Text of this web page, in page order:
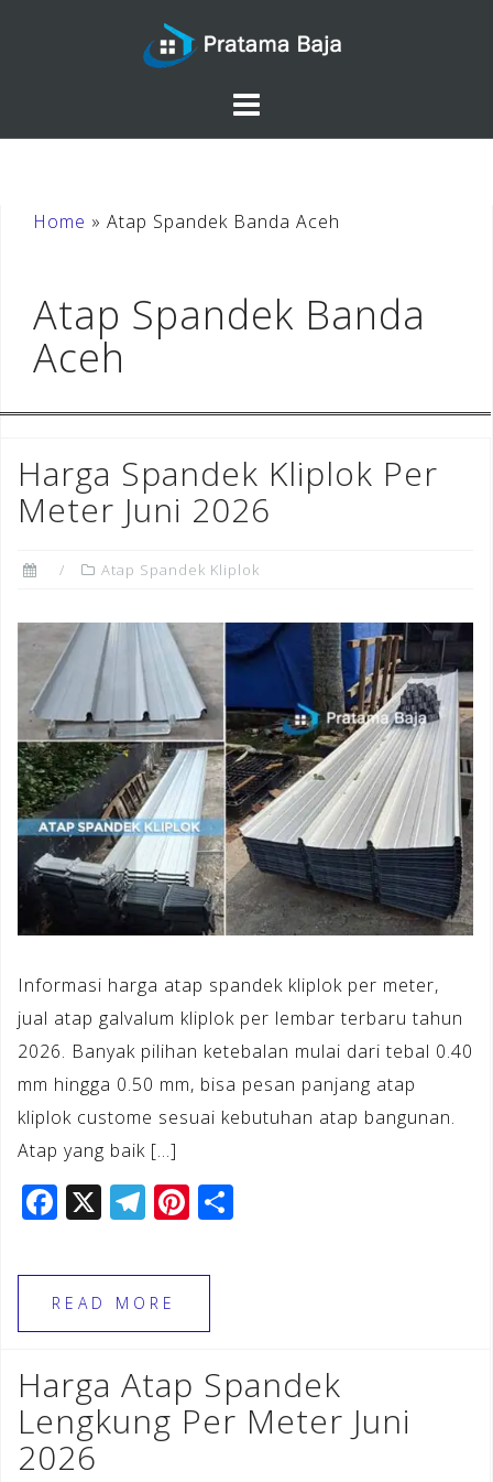
Home » Atap Spandek Banda Aceh
Atap Spandek Banda
Aceh
Harga Spandek Kliplok Per
Meter Juni 2026
Atap Spandek Kliplok
Informasi harga atap spandek kliplok per meter,
jual atap galvalum kliplok per lembar terbaru tahun
2026. Banyak pilihan ketebalan mulai dari tebal 0.40
mm hingga 0.50 mm, bisa pesan panjang atap
kliplok custome sesuai kebutuhan atap bangunan.
Atap yang baik […]
F
c
e
b
o
o
k
X T
e
gr
a
m
Pi
te
e
st
READ MORE
Harga Atap Spandek
Lengkung Per Meter Juni
2026